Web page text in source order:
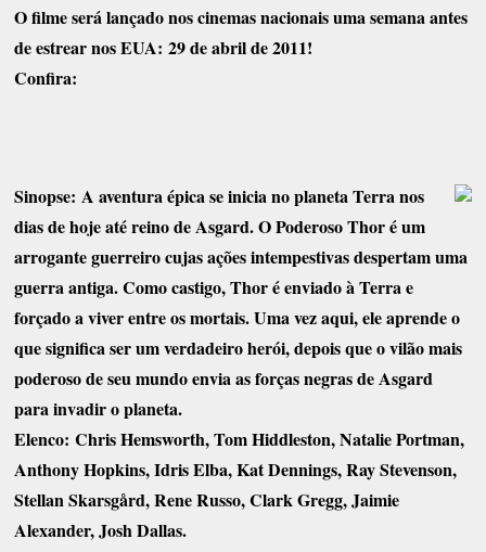
O filme será lançado nos cinemas nacionais uma semana antes
de estrear nos EUA: 29 de abril de 2011!
Confira:
Sinopse:A aventura épica se inicia no planeta Terra nos
dias de hoje até reino de Asgard. O Poderoso Thor é um
arrogante guerreiro cujas ações intempestivas despertam uma
guerra antiga. Como castigo, Thor é enviado à Terra e
forçado a viver entre os mortais. Uma vez aqui, ele aprende o
que significa ser um verdadeiro herói, depois que o vilão mais
poderoso de seu mundo envia as forças negras de Asgard
para invadir o planeta.
Elenco: Chris Hemsworth, Tom Hiddleston, Natalie Portman,
Anthony Hopkins, Idris Elba, Kat Dennings, Ray Stevenson,
Stellan Skarsgård, Rene Russo, Clark Gregg, Jaimie
Alexander, Josh Dallas.